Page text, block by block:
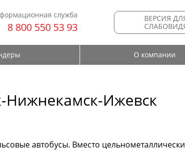
служба
8 800 550 53 93
ВЕРСИЯ
О компании
Нижнекамск-Ижевск
автобусы. Вместо